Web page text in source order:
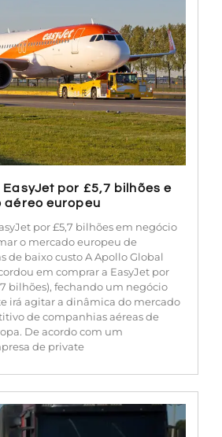
por £5,7 bilhões e
europeu
por £5,7 bilhões em negócio
o mercado europeu de
de baixo custo A Apollo Global
em comprar a EasyJet por
bilhões), fechando um negócio
irá agitar a dinâmica do mercado
de companhias aéreas de
De acordo com um
de private